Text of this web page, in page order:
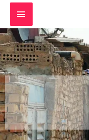
القائمة
الرئيسية